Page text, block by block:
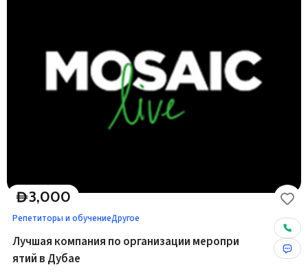
D3,000
Репетиторы и обучениеДругое
Лучшая компания по организации меропри
ятий в Дубае